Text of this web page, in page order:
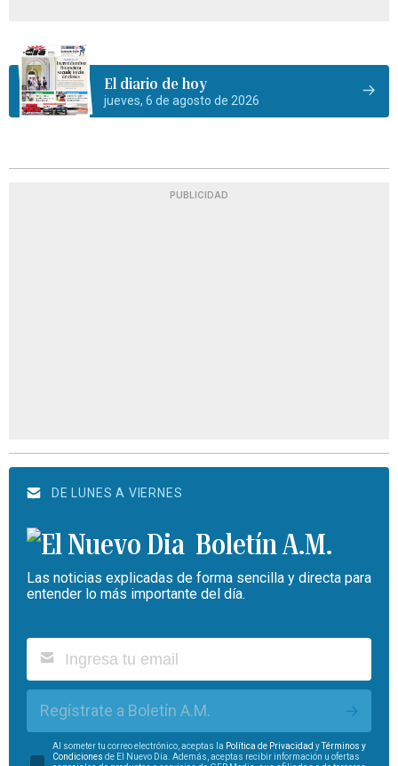
El diario de hoy
jueves, 6 de agosto de 2026
PUBLICIDAD
DE LUNES A VIERNES
Boletín A.M.
Las noticias explicadas de forma sencilla y directa para
entender lo más importante del día.
Regístrate a Boletín A.M.
Al someter tu correo electrónico, aceptas la Política de Privacidad yTérminos y
Condiciones de El Nuevo Día. Además, aceptas recibir información u ofertas